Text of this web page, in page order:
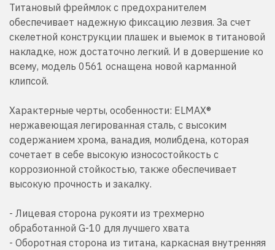
Титановый фреймлок с предохранителем
обеспечивает надежную фиксацию лезвия. За счет
скелетной конструкции плашек и выемок в титановой
накладке, нож достаточно легкий. И в довершение ко
всему, модель 0561 оснащена новой карманной
клипсой.
Характерные черты, особенности: ELMAX®
нержавеющая легированная сталь, с высоким
содержанием хрома, ванадия, молибдена, которая
сочетает в себе высокую износостойкость с
коррозионной стойкостью, также обеспечивает
высокую прочность и закалку.
- Лицевая сторона рукояти из трехмерно
обработанной G-10 для лучшего хвата
- Оборотная сторона из титана, каркасная внутренняя